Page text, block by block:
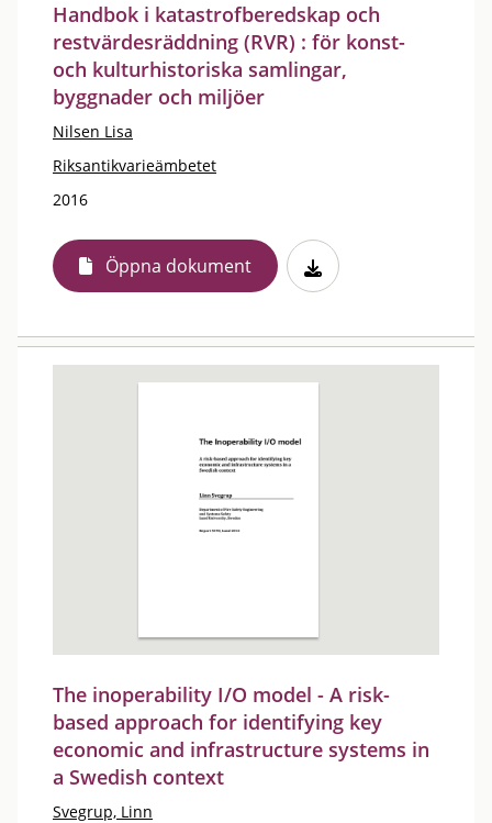
Handbok i katastrofberedskap och
restvärdesräddning (RVR) : för konst-
och kulturhistoriska samlingar,
byggnader och miljöer
Nilsen Lisa
Riksantikvarieämbetet
2016
Öppna dokument
The inoperability I/O model - A risk-
based approach for identifying key
economic and infrastructure systems in
a Swedish context
Svegrup, Linn